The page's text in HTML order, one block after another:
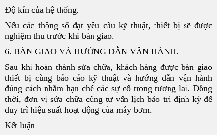
Độ kín của hệ thống.
Nếu các thông số đạt yêu cầu kỹ thuật, thiết bị sẽ được
nghiệm thu trước khi bàn giao.
6. BÀN GIAO VÀ HƯỚNG DẪN VẬN HÀNH.
Sau khi hoàn thành sửa chữa, khách hàng được bàn giao
thiết bị cùng báo cáo kỹ thuật và hướng dẫn vận hành
đúng cách nhằm hạn chế các sự cố trong tương lai. Đồng
thời, đơn vị sửa chữa cũng tư vấn lịch bảo trì định kỳ để
duy trì hiệu suất hoạt động của máy bơm.
Kết luận